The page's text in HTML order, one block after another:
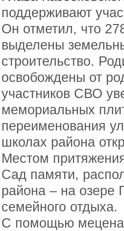
поддерживают
Он отметил, что
выделены
строительство.
освобождены от
участников СВО
мемориальных
переименования
школах района
Местом
Сад памяти,
района – на озере
семейного отдыха.
С помощью